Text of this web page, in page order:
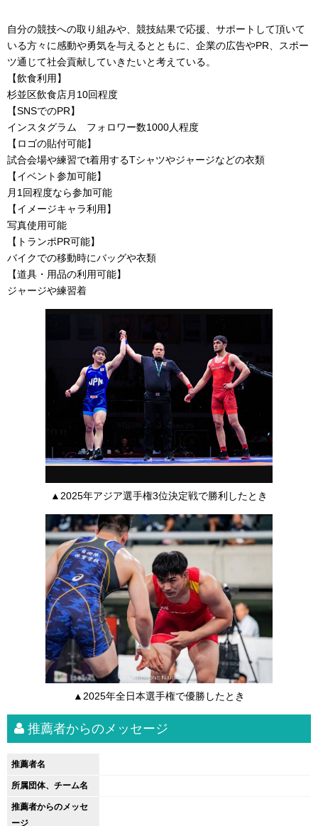
自分の競技への取り組みや、競技結果で応援、サポートして頂いて
いる方々に感動や勇気を与えるとともに、企業の広告やPR、スポー
ツ通じて社会貢献していきたいと考えている。
【飲食利用】
杉並区飲食店月10回程度
【SNSでのPR】
インスタグラム フォロワー数1000人程度
【ロゴの貼付可能】
試合会場や練習でt着用するTシャツやジャージなどの衣類
【イベント参加可能】
月1回程度なら参加可能
【イメージキャラ利用】
写真使用可能
【トランポPR可能】
バイクでの移動時にバッグや衣類
【道具・用品の利用可能】
ジャージや練習着
▲2025年アジア選手権3位決定戦で勝利したとき
▲2025年全日本選手権で優勝したとき
推薦者からのメッセージ
推薦者名
所属団体、チーム名
推薦者からのメッセ
ージ